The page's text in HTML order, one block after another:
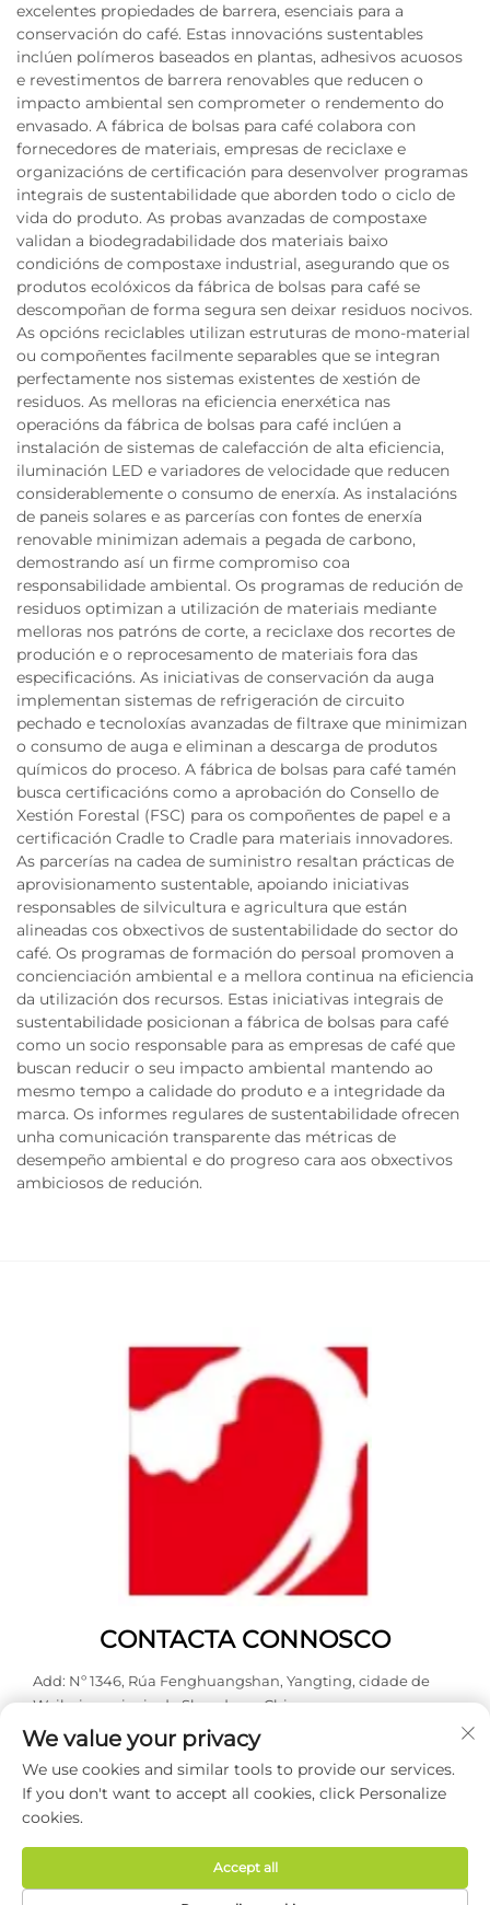
excelentes propiedades de barrera, esenciais para a
conservación do café. Estas innovacións sustentables
inclúen polímeros baseados en plantas, adhesivos acuosos
e revestimentos de barrera renovables que reducen o
impacto ambiental sen comprometer o rendemento do
envasado. A fábrica de bolsas para café colabora con
fornecedores de materiais, empresas de reciclaxe e
organizacións de certificación para desenvolver programas
integrais de sustentabilidade que aborden todo o ciclo de
vida do produto. As probas avanzadas de compostaxe
validan a biodegradabilidade dos materiais baixo
condicións de compostaxe industrial, asegurando que os
produtos ecolóxicos da fábrica de bolsas para café se
descompoñan de forma segura sen deixar residuos nocivos.
As opcións reciclables utilizan estruturas de mono-material
ou compoñentes facilmente separables que se integran
perfectamente nos sistemas existentes de xestión de
residuos. As melloras na eficiencia enerxética nas
operacións da fábrica de bolsas para café inclúen a
instalación de sistemas de calefacción de alta eficiencia,
iluminación LED e variadores de velocidade que reducen
considerablemente o consumo de enerxía. As instalacións
de paneis solares e as parcerías con fontes de enerxía
renovable minimizan ademais a pegada de carbono,
demostrando así un firme compromiso coa
responsabilidade ambiental. Os programas de redución de
residuos optimizan a utilización de materiais mediante
melloras nos patróns de corte, a reciclaxe dos recortes de
produción e o reprocesamento de materiais fora das
especificacións. As iniciativas de conservación da auga
implementan sistemas de refrigeración de circuito
pechado e tecnoloxías avanzadas de filtraxe que minimizan
o consumo de auga e eliminan a descarga de produtos
químicos do proceso. A fábrica de bolsas para café tamén
busca certificacións como a aprobación do Consello de
Xestión Forestal (FSC) para os compoñentes de papel e a
certificación Cradle to Cradle para materiais innovadores.
As parcerías na cadea de suministro resaltan prácticas de
aprovisionamento sustentable, apoiando iniciativas
responsables de silvicultura e agricultura que están
alineadas cos obxectivos de sustentabilidade do sector do
café. Os programas de formación do persoal promoven a
concienciación ambiental e a mellora continua na eficiencia
da utilización dos recursos. Estas iniciativas integrais de
sustentabilidade posicionan a fábrica de bolsas para café
como un socio responsable para as empresas de café que
buscan reducir o seu impacto ambiental mantendo ao
mesmo tempo a calidade do produto e a integridade da
marca. Os informes regulares de sustentabilidade ofrecen
unha comunicación transparente das métricas de
desempeño ambiental e do progreso cara aos obxectivos
ambiciosos de redución.
CONTACTA CONNOSCO
Add: Nº 1346, Rúa Fenghuangshan, Yangting, cidade de
Weihai, provincia de Shandong, China.
Tel:0631 5900466
Correo electrónico:[email protected]
Dereitos de autor © 2026 Weihai Haodong Packing Co., Ltd.
Todos os dereitos reservados -Política de privacidade
We value your privacy
We use cookies and similar tools to provide our services.
If you don't want to accept all cookies, click Personalize
cookies.
Accept all